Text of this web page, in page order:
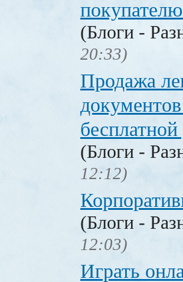
(Блоги -
20:33)
Продажа
(Блоги -
12:12)
(Блоги -
12:03)
Играть